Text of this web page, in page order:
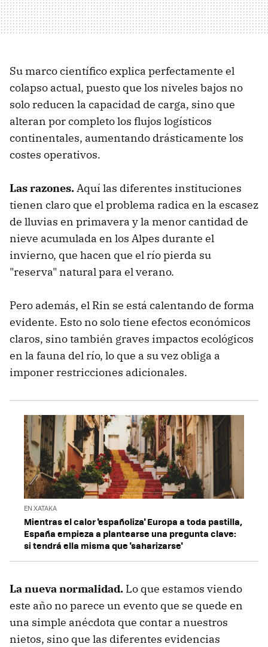
Su marco científico explica perfectamente el
colapso actual, puesto que los niveles bajos no
solo reducen la capacidad de carga, sino que
alteran por completo los flujos logísticos
continentales, aumentando drásticamente los
costes operativos.
Las razones.Aquí las diferentes instituciones
tienen claro que el problema radica en la escasez
de lluvias en primavera y la menor cantidad de
nieve acumulada en los Alpes durante el
invierno, que hacen que el río pierda su
"reserva" natural para el verano.
Pero además, el Rin se está calentando de forma
evidente. Esto no solo tiene efectos económicos
claros, sino también graves impactos ecológicos
en la fauna del río, lo que a su vez obliga a
imponer restricciones adicionales.
EN XATAKA
Mientras el calor 'españoliza' Europa a toda pastilla,
España empieza a plantearse una pregunta clave:
si tendrá ella misma que 'saharizarse'
La nueva normalidad. Lo que estamos viendo
este año no parece un evento que se quede en
una simple anécdota que contar a nuestros
nietos, sino que las diferentes evidencias